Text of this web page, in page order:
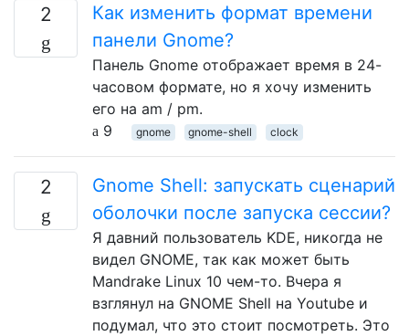
2
Как изменить формат времени
панели Gnome?
Панель Gnome отображает время в 24-
часовом формате, но я хочу изменить
его на am / pm.
9
gnome gnome-shell clock
2
Gnome Shell: запускать сценарий
оболочки после запуска сессии?
Я давний пользователь KDE, никогда не
видел GNOME, так как может быть
Mandrake Linux 10 чем-то. Вчера я
взглянул на GNOME Shell на Youtube и
подумал, что это стоит посмотреть. Это